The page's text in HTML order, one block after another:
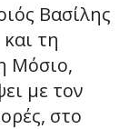
Βασίλης
τη
Μόσιο,
με τον
στο